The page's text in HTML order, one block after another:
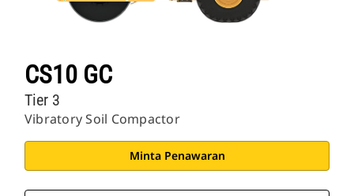
CS10 GC
Vibratory Soil Compactor
Tier 3
Minta Penawaran